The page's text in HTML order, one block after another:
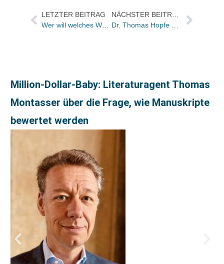
LETZTER BEITRAG
Wer will welches Wörterbuch? PONS schult Buchhändler
Million-Dollar-Baby: Literaturagent Thomas
Montasser über die Frage, wie Manuskripte
bewertet werden